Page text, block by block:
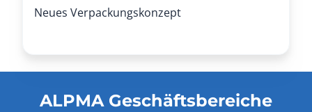
Neues Verpackungskonzept
ALPMA Geschäftsbereiche